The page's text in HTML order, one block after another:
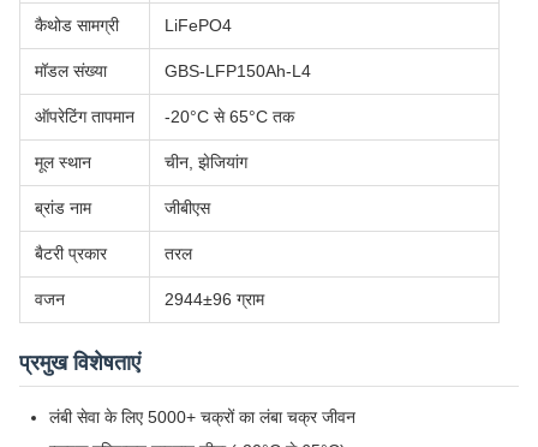
कैथोड सामग्री LiFePO4
मॉडल संख्या GBS-LFP150Ah-L4
ऑपरेटिंग तापमान -20°C से 65°C तक
मूल स्थान चीन, झेजियांग
ब्रांड नाम जीबीएस
बैटरी प्रकार तरल
वजन 2944±96 ग्राम
प्रमुख विशेषताएं
लंबी सेवा के लिए 5000+ चक्रों का लंबा चक्र जीवन